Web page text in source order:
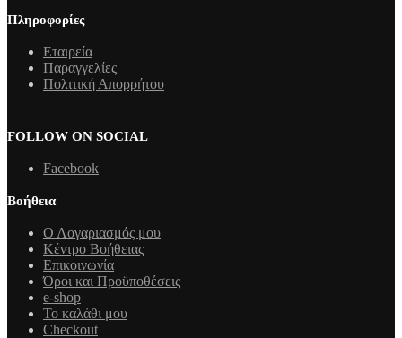
Πληροφορίες
Εταιρεία
Παραγγελίες
Πολιτική Απορρήτου
FOLLOW ON SOCIAL
Facebook
Βοήθεια
Ο Λογαριασμός μου
Κέντρο Βοήθειας
Επικοινωνία
Όροι και Προϋποθέσεις
e-shop
Το καλάθι μου
Checkout